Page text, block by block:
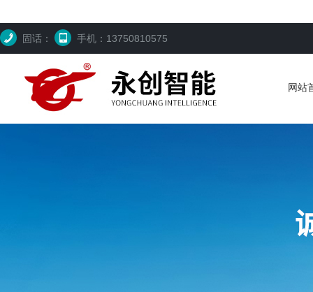
固话： 手机：13750810575
网站